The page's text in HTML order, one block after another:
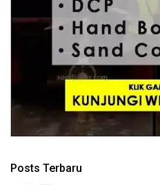
Posts Terbaru